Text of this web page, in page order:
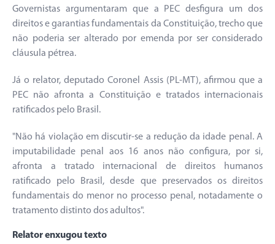
Governistas argumentaram que a PEC desfigura um dos
direitos e garantias fundamentais da Constituição, trecho que
não poderia ser alterado por emenda por ser considerado
cláusula pétrea.
Já o relator, deputado Coronel Assis (PL-MT), afirmou que a
PEC não afronta a Constituição e tratados internacionais
ratificados pelo Brasil.
"Não há violação em discutir-se a redução da idade penal. A
imputabilidade penal aos 16 anos não configura, por si,
afronta a tratado internacional de direitos humanos
ratificado pelo Brasil, desde que preservados os direitos
fundamentais do menor no processo penal, notadamente o
tratamento distinto dos adultos".
Relator enxugou texto